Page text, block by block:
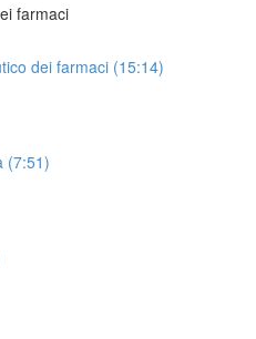
farmaci
dei farmaci (15:14)
(7:51)